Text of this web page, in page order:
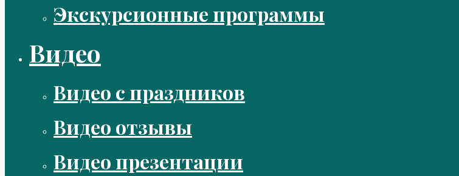
Экскурсионные программы
Видео
Видео с праздников
Видео отзывы
Видео презентации